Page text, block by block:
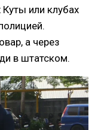
или клубах
а через
в штатском.